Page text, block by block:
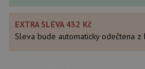
EXTRA SLEVA 432 Kč
Sleva bude automaticky odečtena z